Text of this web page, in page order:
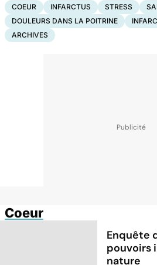
COEUR INFARCTUS STRESS
DOULEURS DANS LA POITRINE
ARCHIVES
Coeur
Enquête
pouvoirs
nature